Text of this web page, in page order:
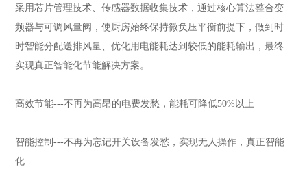
采用芯片管理技术、传感器数据收集技术，通过核心算法整合变
频器与可调风量阀，使厨房始终保持微负压平衡前提下，做到时
时智能分配送排风量、优化用电能耗达到较低的能耗输出，最终
实现真正智能化节能解决方案。
高效节能---不再为高昂的电费发愁，能耗可降低50%以上
智能控制 ---不再为忘记开关设备发愁，实现无人操作，真正智能
化